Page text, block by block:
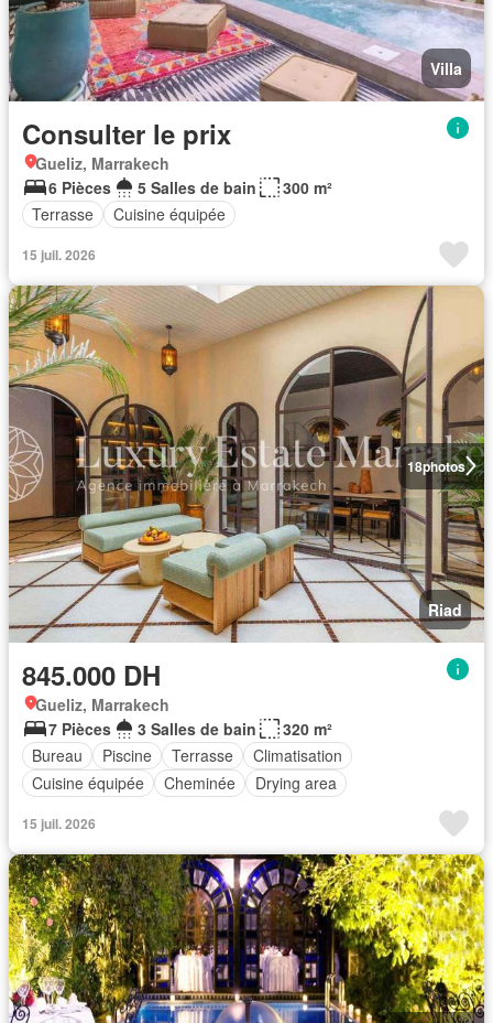
Villa
Consulter le prix
Gueliz, Marrakech
6 Pièces
5 Salles de bain
300 m²
Terrasse
Cuisine équipée
15 juil. 2026
18photos
Riad
845.000 DH
Gueliz, Marrakech
7 Pièces
3 Salles de bain
320 m²
Bureau
Piscine Terrasse
Climatisation
Cuisine équipée
Cheminée Drying area
15 juil. 2026